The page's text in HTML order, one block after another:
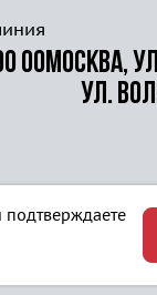
00Москва,
ул.
подтверждаете